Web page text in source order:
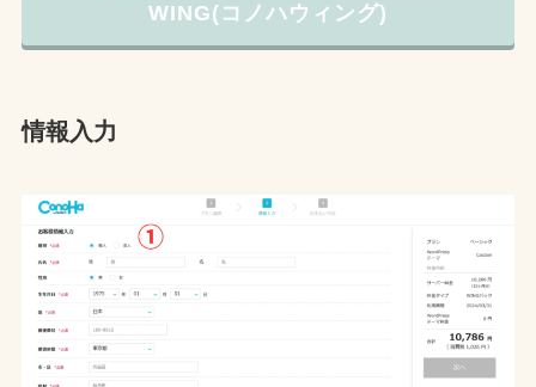
WING(コノハウィング)
情報入力